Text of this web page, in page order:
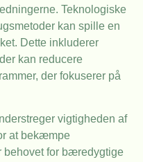
Teknologiske
kan spille en
Dette inkluderer
kan reducere
der fokuserer på
vigtigheden af
at bekæmpe
behovet for bæredygtige